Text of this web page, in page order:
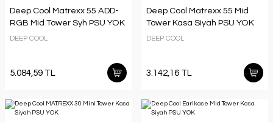
Deep Cool Matrexx 55 ADD-
RGB Mid Tower Syh PSU YOK
DEEP COOL
5.084,59 TL
Deep Cool Matrexx 55 Mid
Tower Kasa Siyah PSU YOK
DEEP COOL
3.142,16 TL